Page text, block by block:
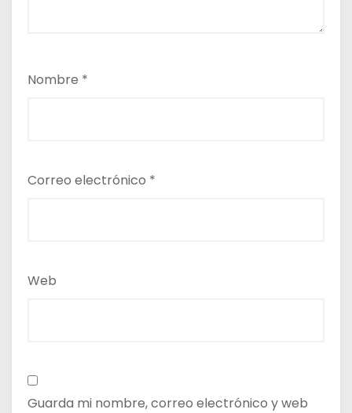
Nombre *
Correo electrónico *
Web
Guarda mi nombre, correo electrónico y web